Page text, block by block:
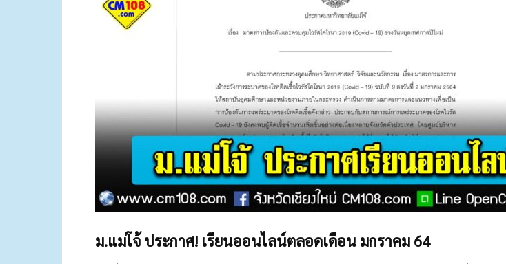
ม.แม่โจ้ ประกาศ! เรียนออนไลน์ตลอดเดือน มกราคม 64